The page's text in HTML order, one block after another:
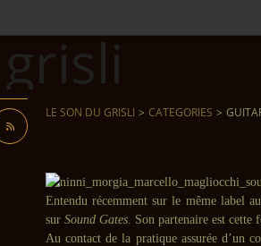
LE SON DU GRISLI > CATEGORIES >
Entendu récemment sur le même label
sur Sound Gates. Son partenaire est cette
Au contact de la pratique assurée d’un